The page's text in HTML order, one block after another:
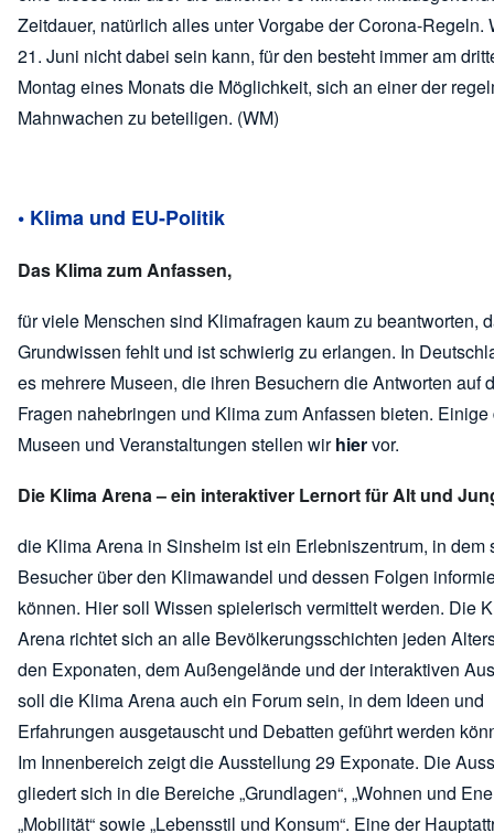
Zeitdauer, natürlich alles unter Vorgabe der Corona-Regeln.
21. Juni nicht dabei sein kann, für den besteht immer am
Montag eines Monats die Möglichkeit, sich an einer der
Mahnwachen zu beteiligen. (WM)
• Klima und EU-Politik
Das Klima zum Anfassen,
für viele Menschen sind Klimafragen kaum zu beantworten,
Grundwissen fehlt und ist schwierig zu erlangen. In
es mehrere Museen, die ihren Besuchern die Antworten auf
Fragen nahebringen und Klima zum Anfassen bieten. Einige
Museen und Veranstaltungen stellen wirhiervor.
Die Klima Arena – ein interaktiver Lernort für Alt und
die Klima Arena in Sinsheim ist ein Erlebniszentrum, in dem
Besucher über den Klimawandel und dessen Folgen
können. Hier soll Wissen spielerisch vermittelt werden. Die
Arena richtet sich an alle Bevölkerungsschichten jeden
den Exponaten, dem Außengelände und der interaktiven
soll die Klima Arena auch ein Forum sein, in dem Ideen und
Erfahrungen ausgetauscht und Debatten geführt werden
Im Innenbereich zeigt die Ausstellung 29 Exponate. Die
gliedert sich in die Bereiche „Grundlagen“, „Wohnen und
„Mobilität“ sowie „Lebensstil und Konsum“. Eine der